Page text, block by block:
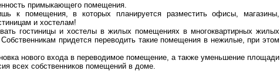
примыкающего помещения.
к помещения, в которых планируется разместить офисы, магазины,
и хостелам!
гостиницы и хостелы в жилых помещениях в многоквартирных жилых
придется переводить такие помещения в нежилые, при этом
нового входа в переводимое помещение, а также уменьшение площади
всех собственников помещений в доме.